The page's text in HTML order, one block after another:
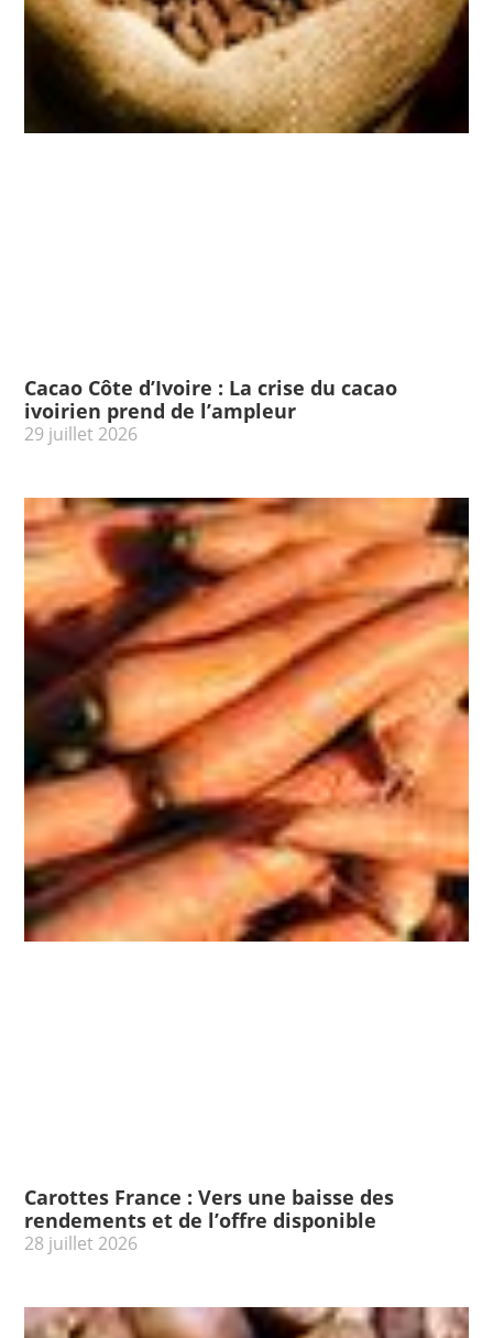
Cacao Côte d’Ivoire : La crise du cacao
ivoirien prend de l’ampleur
29 juillet 2026
Carottes France : Vers une baisse des
rendements et de l’offre disponible
28 juillet 2026